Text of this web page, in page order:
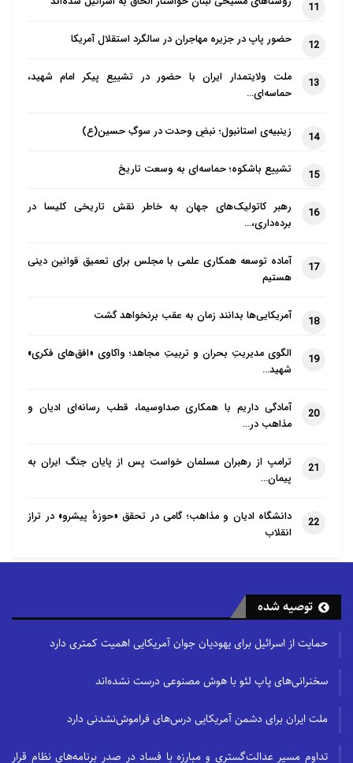
11
12 حضور پاپ در جزیره مهاجران در سالگرد استقلال آمریکا
13
ملت ولایتمدار ایران با حضور در تشییع پیکر امام شهید،
حماسه‌ای…
14 زینبیه‌ی استانبول؛ نبضِ وحدت در سوگِ حسین(ع)
15 تشییع باشکوه؛ حماسه‌ای به وسعت تاریخ
16
رهبر کاتولیک‌های جهان به خاطر نقش تاریخی کلیسا در
برده‌داری،…
17
آماده توسعه همکاری علمی با مجلس برای تعمیق قوانین دینی
هستیم
18 آمریکایی‌ها بدانند زمان به عقب برنخواهد گشت
19
الگوی مدیریتِ بحران و تربیتِ مجاهد؛ واکاوی «افق‌های فکری»
شهید…
20
آمادگی داریم با همکاری صداوسیما، قطب رسانه‌ای ادیان و
مذاهب در…
21
ترامپ از رهبران مسلمان خواست پس از پایان جنگ ایران به
پیمان…
22
دانشگاه ادیان و مذاهب؛ گامی در تحقق «حوزهٔ پیشرو» در تراز
انقلاب
توصیه شده
حمایت از اسرائیل برای یهودیان جوان آمریکایی اهمیت کمتری دارد
سخنرانی‌های پاپ لئو با هوش مصنوعی درست نشده‌اند
ملت ایران برای دشمن آمریکایی درس‌های فراموش‌نشدنی دارد
تداوم مسیر عدالت‌گستری و مبارزه با فساد در صدر برنامه‌های نظام قرار